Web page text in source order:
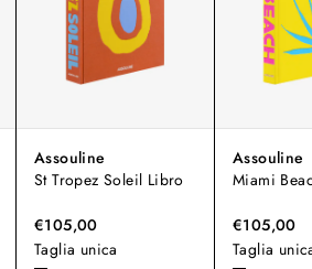
Assouline
St Tropez Soleil Libro
€105,00
Taglia unica
Assouline
Miami
€105,00
Taglia